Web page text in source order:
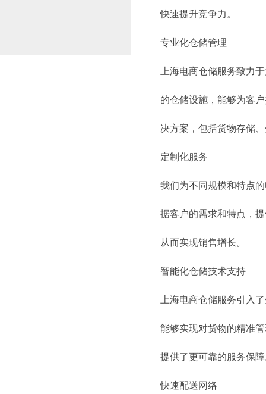
快速提升竞争力。
专业化仓储管理
上海电商仓储服务致力
的仓储设施，能够为客
决方案，包括货物存储
定制化服务
我们为不同规模和特点
据客户的需求和特点，
从而实现销售增长。
智能化仓储技术支持
上海电商仓储服务引入
能够实现对货物的精准
提供了更可靠的服务保
快速配送网络